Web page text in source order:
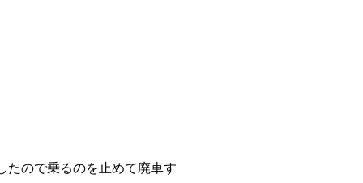
たので乗るのを止めて廃車す